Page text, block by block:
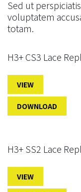
Sed ut
voluptatem
totam.
H3+ CS3 Lace
VIEW
DOWNLOAD
H3+ SS2 Lace
VIEW